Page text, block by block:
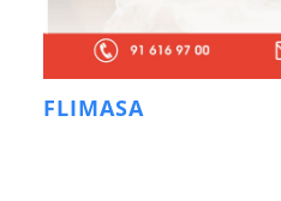
FLIMASA